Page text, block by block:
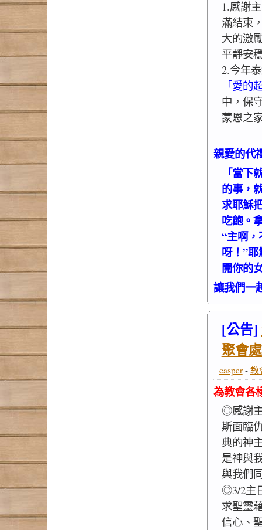
1.感謝
滿結束
大的激
平靜安
2.今年
「愛的
中，保
蒙恩之
親愛的代
「當
的事，
求耶穌
吃飽。
“主啊
呀！”
開你的
讓我們一
[公告]
聚會
casper- 教
為教會各
◎感謝
斯面臨
典的神
是神與
與我們
◎3/2主
求聖靈
信心、